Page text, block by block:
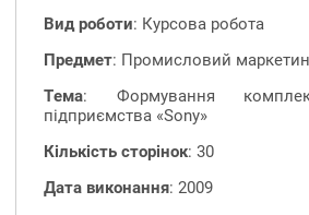
Вид роботи: Курсова робота
Предмет: Промисловий
Тема: Формування
підприємства «Sony»
Кількість сторінок: 30
Дата виконання: 2009